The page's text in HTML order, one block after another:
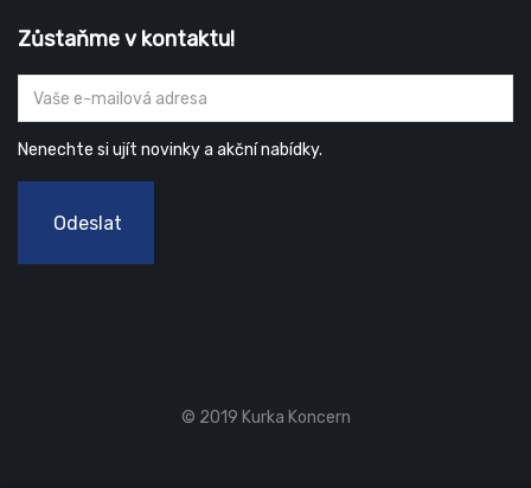
Zůstaňme v kontaktu!
Nenechte si ujít novinky a akční nabídky.
Odeslat
© 2019 Kurka Koncern